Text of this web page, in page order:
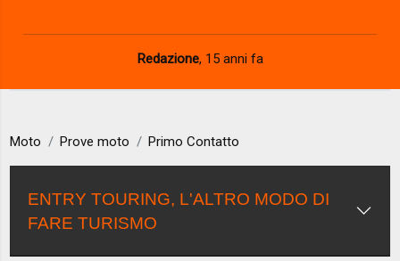
Redazione, 15 anni fa
Moto Prove moto Primo Contatto
ENTRY TOURING, L'ALTRO MODO DI
FARE TURISMO